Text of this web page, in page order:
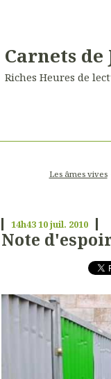
Carnets de
Riches Heures de
Les âmes vives
14h4310juil. 2010
Note